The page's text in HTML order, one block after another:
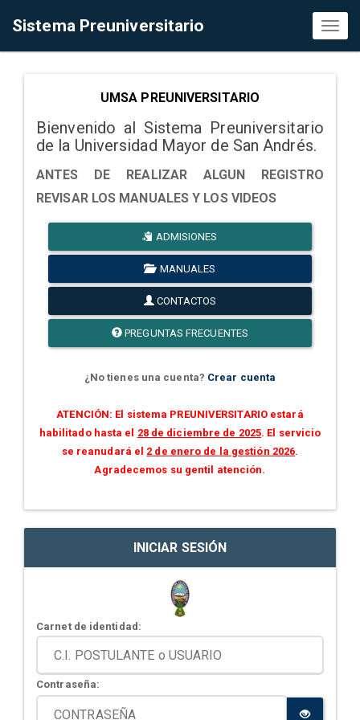
Sistema Preuniversitario
UMSA PREUNIVERSITARIO
Bienvenido al Sistema Preuniversitario
de la Universidad Mayor de San Andrés.
ANTES DE REALIZAR ALGUN REGISTRO
REVISAR LOS MANUALES Y LOS VIDEOS
ADMISIONES
MANUALES
CONTACTOS
PREGUNTAS FRECUENTES
¿No tienes una cuenta? Crear cuenta
ATENCIÓN: El sistema PREUNIVERSITARIO estará
habilitado hasta el 28 de diciembre de 2025. El servicio
se reanudará el 2 de enero de la gestión 2026.
Agradecemos su gentil atención.
INICIAR SESIÓN
Carnet de identidad:
Contraseña: